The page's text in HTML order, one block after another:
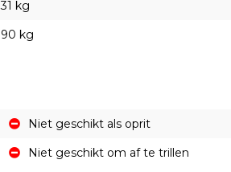
31 kg
90 kg
Niet geschikt als oprit
Niet geschikt om af te trillen